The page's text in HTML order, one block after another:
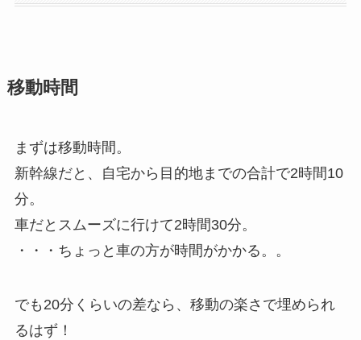
移動時間
まずは移動時間。
新幹線だと、自宅から目的地までの合計で2時間10
分。
車だとスムーズに行けて2時間30分。
・・・ちょっと車の方が時間がかかる。。
でも20分くらいの差なら、移動の楽さで埋められ
るはず！